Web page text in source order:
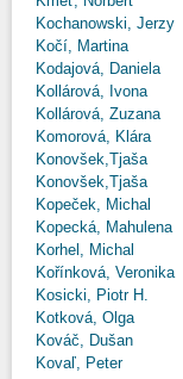
Kochanowski, Jerzy
Kočí, Martina
Kodajová, Daniela
Kollárová, Ivona
Kollárová, Zuzana
Komorová, Klára
Konovšek,Tjaša
Konovšek,Tjaša
Kopeček, Michal
Kopecká, Mahulena
Korhel, Michal
Kořínková, Veronika
Kosicki, Piotr H.
Kotková, Olga
Kováč, Dušan
Kovaľ, Peter